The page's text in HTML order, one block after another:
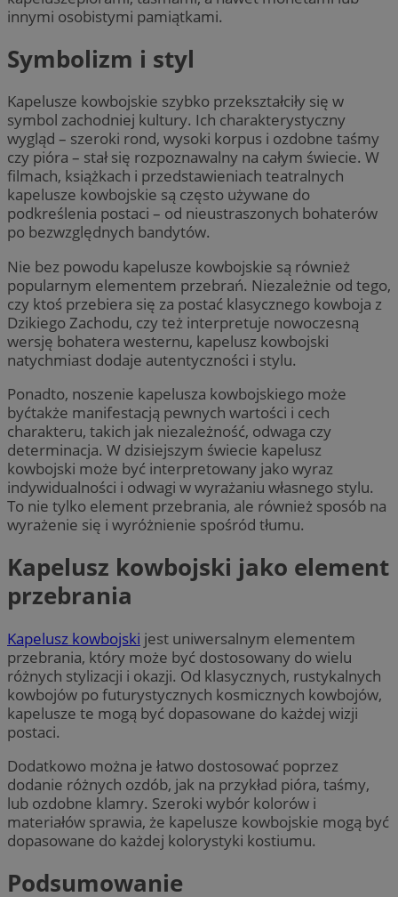
innymi osobistymi pamiątkami.
Symbolizm i styl
Kapelusze kowbojskie szybko przekształciły się w
symbol zachodniej kultury. Ich charakterystyczny
wygląd – szeroki rond, wysoki korpus i ozdobne taśmy
czy pióra – stał się rozpoznawalny na całym świecie. W
filmach, książkach i przedstawieniach teatralnych
kapelusze kowbojskie są często używane do
podkreślenia postaci – od nieustraszonych bohaterów
po bezwzględnych bandytów.
Nie bez powodu kapelusze kowbojskie są również
popularnym elementem przebrań. Niezależnie od tego,
czy ktoś przebiera się za postać klasycznego kowboja z
Dzikiego Zachodu, czy też interpretuje nowoczesną
wersję bohatera westernu, kapelusz kowbojski
natychmiast dodaje autentyczności i stylu.
Ponadto, noszenie kapelusza kowbojskiego może
byćtakże manifestacją pewnych wartości i cech
charakteru, takich jak niezależność, odwaga czy
determinacja. W dzisiejszym świecie kapelusz
kowbojski może być interpretowany jako wyraz
indywidualności i odwagi w wyrażaniu własnego stylu.
To nie tylko element przebrania, ale również sposób na
wyrażenie się i wyróżnienie spośród tłumu.
Kapelusz kowbojski jako element
przebrania
Kapelusz kowbojski jest uniwersalnym elementem
przebrania, który może być dostosowany do wielu
różnych stylizacji i okazji. Od klasycznych, rustykalnych
kowbojów po futurystycznych kosmicznych kowbojów,
kapelusze te mogą być dopasowane do każdej wizji
postaci.
Dodatkowo można je łatwo dostosować poprzez
dodanie różnych ozdób, jak na przykład pióra, taśmy,
lub ozdobne klamry. Szeroki wybór kolorów i
materiałów sprawia, że kapelusze kowbojskie mogą być
dopasowane do każdej kolorystyki kostiumu.
Podsumowanie